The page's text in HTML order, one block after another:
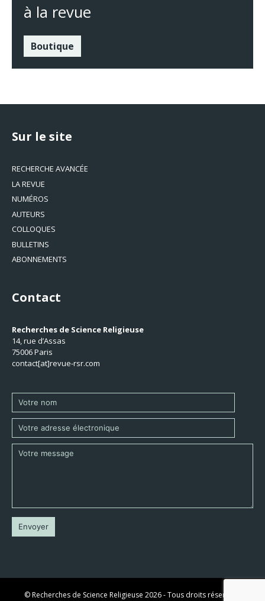
à la revue
Boutique
Sur le site
RECHERCHE AVANCÉE
LA REVUE
NUMÉROS
AUTEURS
COLLOQUES
BULLETINS
ABONNEMENTS
Contact
Recherches de Science Religieuse
14, rue d’Assas
75006 Paris
contact[at]revue-rsr.com
© Recherches de Science Religieuse 2026 - Tous droits réservés -